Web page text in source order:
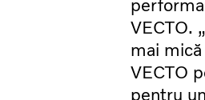
VECTO.
mai
VECTO
pentru